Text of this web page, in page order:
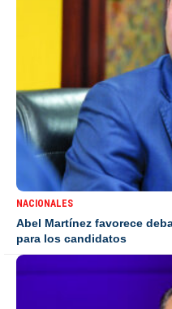
NACIONALES
Abel Martínez favorece
para los candidatos